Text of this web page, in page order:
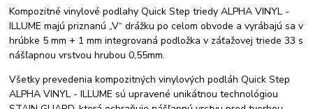
Kompozitné vinylové podlahy Quick Step triedy ALPHA VINYL -
ILLUME majú priznanú „V“ drážku po celom obvode a vyrábajú sa v
hrúbke 5 mm + 1 mm integrovaná podložka v záťažovej triede 33 s
nášľapnou vrstvou hrubou 0,55mm.
Všetky prevedenia kompozitných vinylových podláh Quick Step
ALPHA VINYL - ILLUME sú upravené unikátnou technológiou